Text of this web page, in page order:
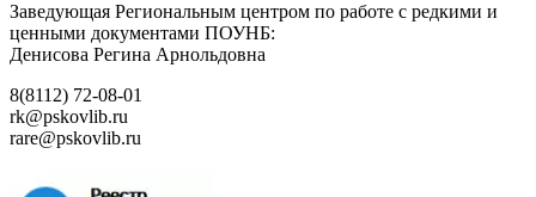
Заведующая Региональным центром по работе с редкими и
ценными документами ПОУНБ:
Денисова Регина Арнольдовна
8(8112) 72-08-01
rk@pskovlib.ru
rare@pskovlib.ru